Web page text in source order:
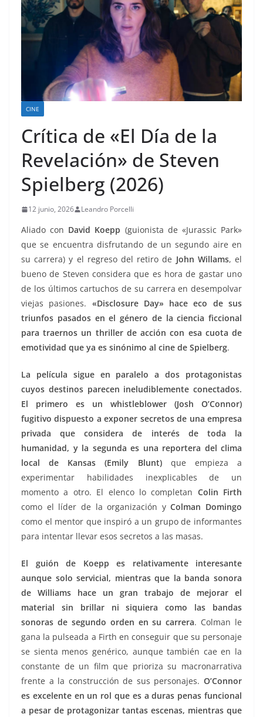
CINE
Crítica de «El Día de la
Revelación» de Steven
Spielberg (2026)
12 junio, 2026 Leandro Porcelli
Aliado con David Koepp (guionista de «Jurassic Park»
que se encuentra disfrutando de un segundo aire en
su carrera) y el regreso del retiro de John Willams, el
bueno de Steven considera que es hora de gastar uno
de los últimos cartuchos de su carrera en desempolvar
viejas pasiones. «Disclosure Day» hace eco de sus
triunfos pasados en el género de la ciencia ficcional
para traernos un thriller de acción con esa cuota de
emotividad que ya es sinónimo al cine de Spielberg.
La película sigue en paralelo a dos protagonistas
cuyos destinos parecen ineludiblemente conectados.
El primero es un whistleblower (Josh O’Connor)
fugitivo dispuesto a exponer secretos de una empresa
privada que considera de interés de toda la
humanidad, y la segunda es una reportera del clima
local de Kansas (Emily Blunt) que empieza a
experimentar habilidades inexplicables de un
momento a otro. El elenco lo completan Colin Firth
como el líder de la organización yColman Domingo
como el mentor que inspiró a un grupo de informantes
para intentar llevar esos secretos a las masas.
El guión de Koepp es relativamente interesante
aunque solo servicial, mientras que la banda sonora
de Williams hace un gran trabajo de mejorar el
material sin brillar ni siquiera como las bandas
sonoras de segundo orden en su carrera. Colman le
gana la pulseada a Firth en conseguir que su personaje
se sienta menos genérico, aunque también cae en la
constante de un film que prioriza su macronarrativa
frente a la construcción de sus personajes. O’Connor
es excelente en un rol que es a duras penas funcional
a pesar de protagonizar tantas escenas, mientras que